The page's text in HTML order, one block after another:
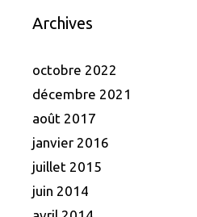
Archives
octobre 2022
décembre 2021
août 2017
janvier 2016
juillet 2015
juin 2014